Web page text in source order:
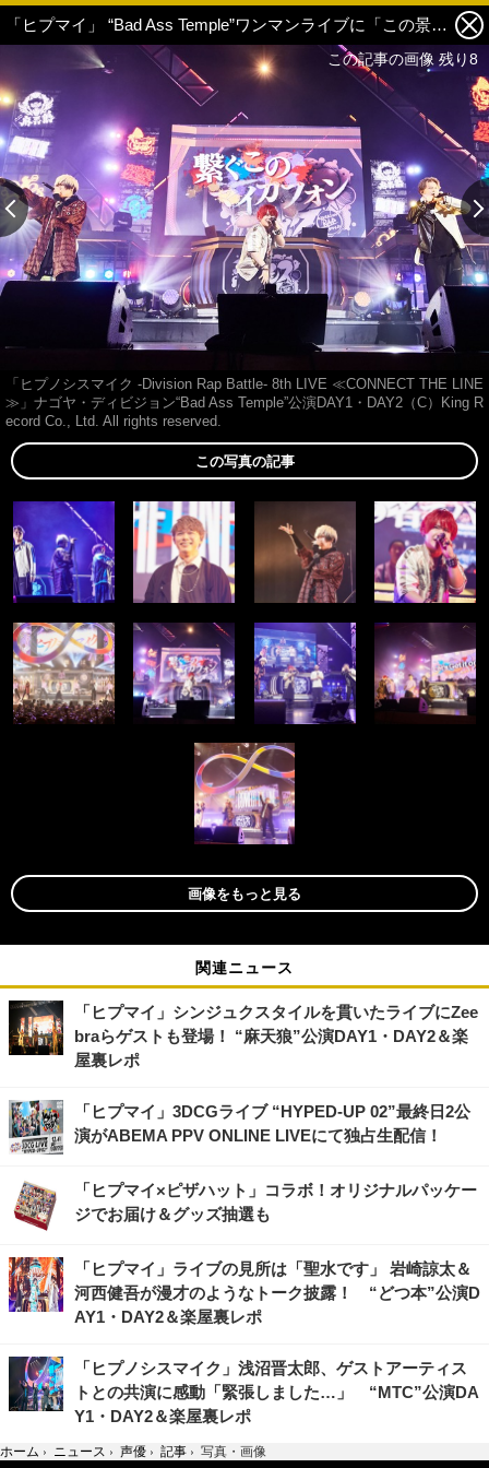
「ヒプマイ」 “Bad Ass Temple”ワンマンライブに「この景色を一生忘れない」DAY1・DAY2＆楽屋裏レポ 6枚目の写真・画像
「ヒプノシスマイク -Division Rap Battle- 8th LIVE ≪CONNECT THE LINE
≫」ナゴヤ・ディビジョン“Bad Ass Temple”公演DAY1・DAY2（C）King R
ecord Co., Ltd. All rights reserved.
この写真の記事
画像をもっと見る
関連ニュース
「ヒプマイ」シンジュクスタイルを貫いたライブにZee
braらゲストも登場！ “麻天狼”公演DAY1・DAY2＆楽
屋裏レポ
「ヒプマイ」3DCGライブ “HYPED-UP 02”最終日2公
演がABEMA PPV ONLINE LIVEにて独占生配信！
「ヒプマイ×ピザハット」コラボ！オリジナルパッケー
ジでお届け＆グッズ抽選も
「ヒプマイ」ライブの見所は「聖水です」 岩崎諒太＆
河西健吾が漫才のようなトーク披露！ “どつ本”公演D
AY1・DAY2＆楽屋裏レポ
「ヒプノシスマイク」浅沼晋太郎、ゲストアーティス
トとの共演に感動「緊張しました…」 “MTC”公演DA
Y1・DAY2＆楽屋裏レポ
この記事の画像 残り8
ホーム › ニュース › 声優 › 記事 › 写真・画像